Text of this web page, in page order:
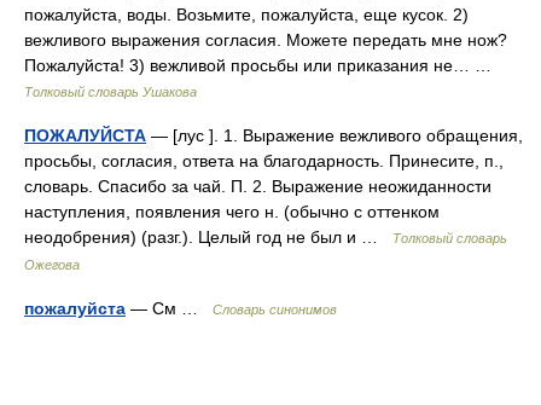
пожалуйста, воды. Возьмите, пожалуйста, еще кусок. 2)
вежливого выражения согласия. Можете передать мне нож?
Пожалуйста! 3) вежливой просьбы или приказания не… …
Толковый словарь Ушакова
ПОЖАЛУЙСТА — [лус ]. 1. Выражение вежливого обращения,
просьбы, согласия, ответа на благодарность. Принесите, п.,
словарь. Спасибо за чай. П. 2. Выражение неожиданности
наступления, появления чего н. (обычно с оттенком
неодобрения) (разг.). Целый год не был и …
Толковый словарь
Ожегова
пожалуйста — См … Словарь синонимов